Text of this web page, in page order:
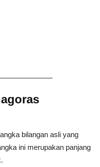
bilangan asli yang
ini merupakan panjang